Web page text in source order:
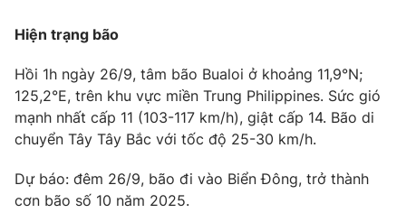
Hitech Công nghệ tương lai
Sản phẩm
Thị trường
Tư vấn
Giao lưu trực tuyến
Lịch phát sóng
Emagazine
Hiện trạng bão
Hồi 1h ngày 26/9, tâm bão Bualoi ở khoảng 11,9°N;
125,2°E, trên khu vực miền Trung Philippines. Sức gió
mạnh nhất cấp 11 (103-117 km/h), giật cấp 14. Bão di
chuyển Tây Tây Bắc với tốc độ 25-30 km/h.
Dự báo: đêm 26/9, bão đi vào Biển Đông, trở thành
cơn bão số 10 năm 2025.